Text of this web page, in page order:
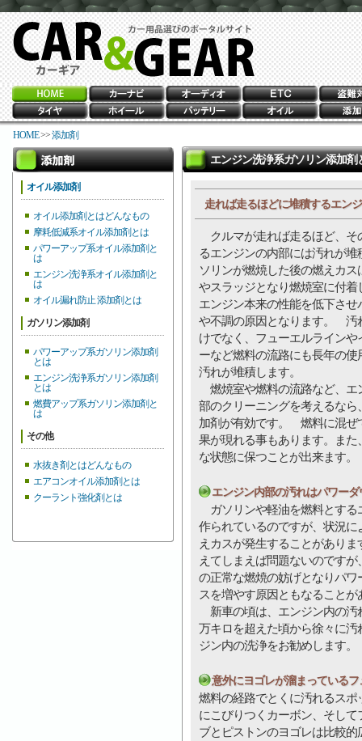
HOME>>添加剤
オイル添加剤
オイル添加剤とはどんなもの
摩耗低減系オイル添加剤とは
パワーアップ系オイル添加剤と
は
エンジン洗浄系オイル添加剤と
は
オイル漏れ防止 添加剤とは
ガソリン添加剤
パワーアップ系ガソリン添加剤
とは
エンジン洗浄系ガソリン添加剤
とは
燃費アップ系ガソリン添加剤と
は
その他
水抜き剤とはどんなもの
エアコンオイル添加剤とは
クーラント強化剤とは
エンジン洗浄系ガソリン添加剤
走れば走るほどに堆積するエン
クルマが走れば走るほど、そ
るエンジンの内部には汚れが堆
ソリンが燃焼した後の燃えカス
やスラッジとなり燃焼室に付着
エンジン本来の性能を低下させ
や不調の原因となります。 汚
けでなく、フューエルラインや
ーなど燃料の流路にも長年の使
汚れが堆積します。
燃焼室や燃料の流路など、エ
部のクリーニングを考えるな
加剤が有効です。 燃料に混ぜ
果が現れる事もあります。ま
な状態に保つことが出来ます。
エンジン内部の汚れはパワー
ガソリンや軽油を燃料とする
作られているのですが、状況
えカスが発生することがあり
えてしまえば問題ないのです
の正常な燃焼の妨げとなりパ
スを増やす原因ともなることが
新車の頃は、エンジン内の汚
万キロを超えた頃から徐々に
ジン内の洗浄をお勧めします。
意外にヨゴレが溜まっている
燃料の経路でとくに汚れるス
にこびりつくカーボン、そし
ブとピストンのヨゴレは比較